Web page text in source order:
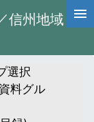
信州地域
選択
料グル